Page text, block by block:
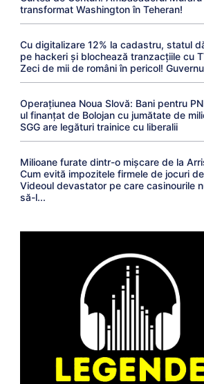
transformat Washington în Teheran!
Cu digitalizare 12% la cadastru, statul
pe hackeri și blochează tranzacțiile cu
Zeci de mii de români în pericol!
Operațiunea Noua Slovă: Bani pentru
ul finanțat de Bolojan cu jumătate de
SGG are legături trainice cu liberalii
Milioane furate dintr-o mișcare de la
Cum evită impozitele firmele de jocuri
Videoul devastator pe care casinourile
să-l...